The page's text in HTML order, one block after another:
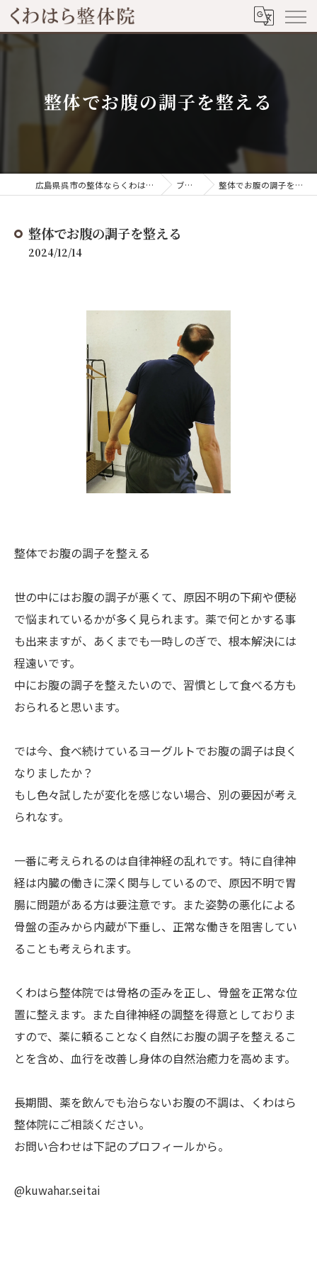
整体でお腹の調子を整える
広島県呉市の整体ならくわはら整体院 ブログ 整体でお腹の調子を整える
整体でお腹の調子を整える
2024/12/14
整体でお腹の調子を整える
世の中にはお腹の調子が悪くて、原因不明の下痢や便秘
で悩まれているかが多く見られます。薬で何とかする事
も出来ますが、あくまでも一時しのぎで、根本解決には
程遠いです。
中にお腹の調子を整えたいので、習慣として食べる方も
おられると思います。
では今、食べ続けているヨーグルトでお腹の調子は良く
なりましたか？
もし色々試したが変化を感じない場合、別の要因が考え
られなす。
一番に考えられるのは自律神経の乱れです。特に自律神
経は内臓の働きに深く関与しているので、原因不明で胃
腸に問題がある方は要注意です。また姿勢の悪化による
骨盤の歪みから内蔵が下垂し、正常な働きを阻害してい
ることも考えられます。
くわはら整体院では骨格の歪みを正し、骨盤を正常な位
置に整えます。また自律神経の調整を得意としておりま
すので、薬に頼ることなく自然にお腹の調子を整えるこ
とを含め、血行を改善し身体の自然治癒力を高めます。
長期間、薬を飲んでも治らないお腹の不調は、くわはら
整体院にご相談ください。
お問い合わせは下記のプロフィールから。
@kuwahar.seitai